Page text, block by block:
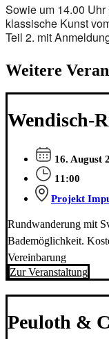
Sowie um 14.00
klassische Kunst
Teil 2. mit
Weitere
Wendisch-
16. August
11:00
Projekt
Rundwanderung mit
Bademöglichkeit.
Vereinbarung
Zur Veranstaltung
Peuloth &